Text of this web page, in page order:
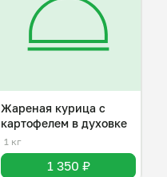
Жареная курица с
картофелем в духовке
1 кг
1 350 ₽